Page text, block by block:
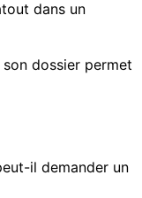
dans un
dossier permet
il demander un